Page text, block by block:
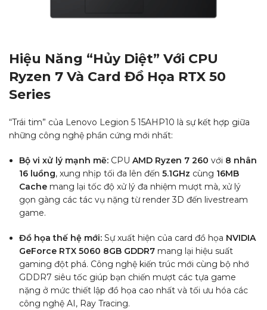
Hiệu Năng “Hủy Diệt” Với CPU
Ryzen 7 Và Card Đồ Họa RTX 50
Series
“Trái tim” của Lenovo Legion 5 15AHP10 là sự kết hợp giữa
những công nghệ phần cứng mới nhất:
Bộ vi xử lý mạnh mẽ: CPU AMD Ryzen 7 260 với 8 nhân
16 luồng, xung nhịp tối đa lên đến 5.1GHz cùng 16MB
Cache mang lại tốc độ xử lý đa nhiệm mượt mà, xử lý
gọn gàng các tác vụ nặng từ render 3D đến livestream
game.
Đồ họa thế hệ mới: Sự xuất hiện của card đồ họa NVIDIA
GeForce RTX 5060 8GB GDDR7 mang lại hiệu suất
gaming đột phá. Công nghệ kiến trúc mới cùng bộ nhớ
GDDR7 siêu tốc giúp bạn chiến mượt các tựa game
nặng ở mức thiết lập đồ họa cao nhất và tối ưu hóa các
công nghệ AI, Ray Tracing.